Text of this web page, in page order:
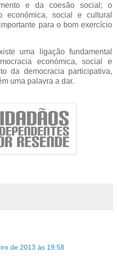
e da coesão social; o
económica, social e cultural
para o bom exercício
uma ligação fundamental
económica, social e
da democracia participativa,
uma palavra a dar.
de 2013 às 19:58